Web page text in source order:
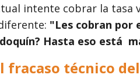
intente cobrar la tasa
"Les cobran por
Hasta eso está
fracaso técnico